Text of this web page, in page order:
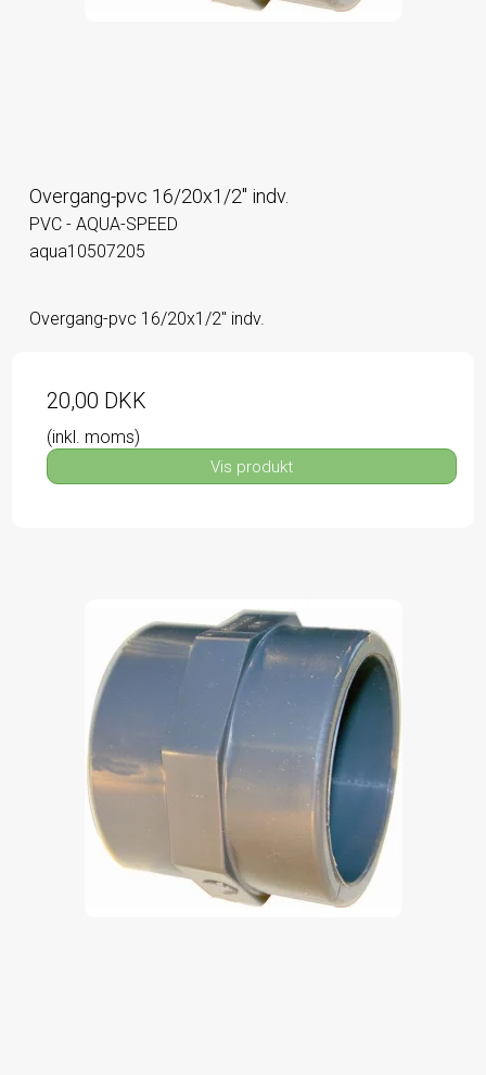
Overgang-pvc 16/20x1/2" indv.
PVC - AQUA-SPEED
aqua10507205
Overgang-pvc 16/20x1/2" indv.
20,00 DKK
(inkl. moms)
Vis produkt